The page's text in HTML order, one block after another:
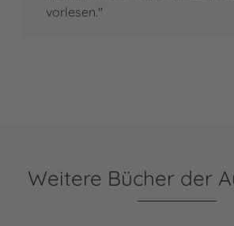
vorlesen."
Weitere Bücher der